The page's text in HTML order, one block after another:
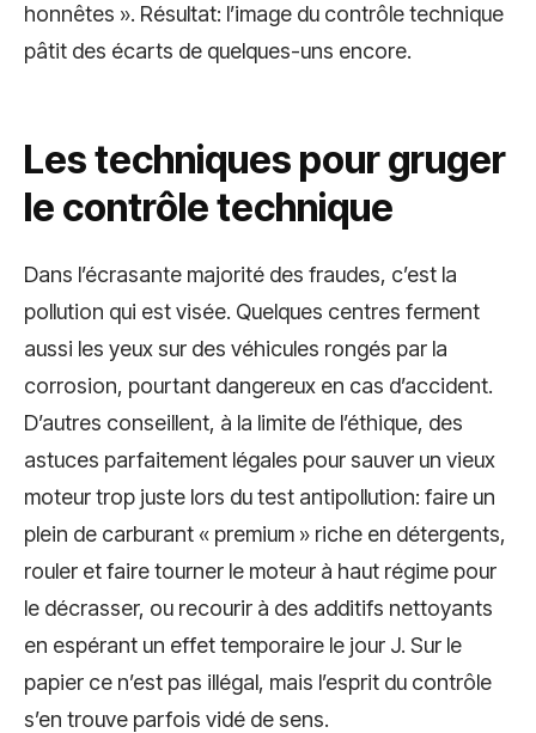
honnêtes ». Résultat: l’image du contrôle technique
pâtit des écarts de quelques-uns encore.
Les techniques pour gruger
le contrôle technique
Dans l’écrasante majorité des fraudes, c’est la
pollution qui est visée. Quelques centres ferment
aussi les yeux sur des véhicules rongés par la
corrosion, pourtant dangereux en cas d’accident.
D’autres conseillent, à la limite de l’éthique, des
astuces parfaitement légales pour sauver un vieux
moteur trop juste lors du test antipollution: faire un
plein de carburant « premium » riche en détergents,
rouler et faire tourner le moteur à haut régime pour
le décrasser, ou recourir à des additifs nettoyants
en espérant un effet temporaire le jour J. Sur le
papier ce n’est pas illégal, mais l’esprit du contrôle
s’en trouve parfois vidé de sens.